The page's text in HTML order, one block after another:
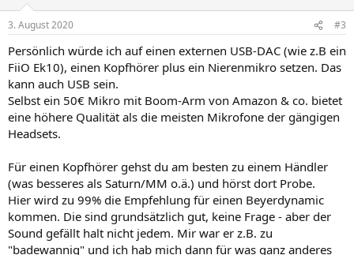
e
:
3. August 2020 #3
Persönlich würde ich auf einen externen USB-DAC (wie z.B ein
FiiO Ek10), einen Kopfhörer plus ein Nierenmikro setzen. Das
kann auch USB sein.
Selbst ein 50€ Mikro mit Boom-Arm von Amazon & co. bietet
eine höhere Qualität als die meisten Mikrofone der gängigen
Headsets.
Für einen Kopfhörer gehst du am besten zu einem Händler
(was besseres als Saturn/MM o.ä.) und hörst dort Probe.
Hier wird zu 99% die Empfehlung für einen Beyerdynamic
kommen. Die sind grundsätzlich gut, keine Frage - aber der
Sound gefällt halt nicht jedem. Mir war er z.B. zu
"badewannig" und ich hab mich dann für was ganz anderes